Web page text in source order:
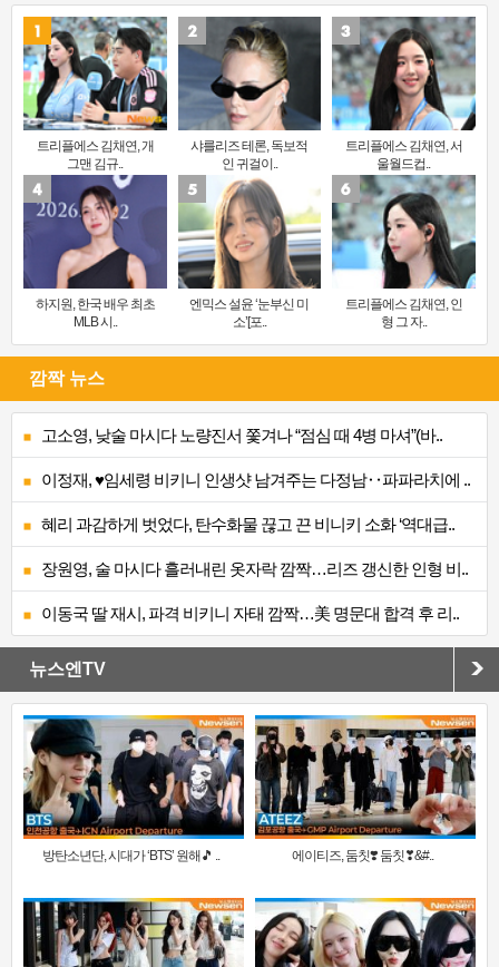
트리플에스 김채연, 개
그맨 김규..
샤를리즈 테론, 독보적
인 귀걸이..
트리플에스 김채연, 서
울월드컵..
하지원, 한국 배우 최초
MLB 시..
엔믹스 설윤 ‘눈부신 미
소’[포..
트리플에스 김채연, 인
형 그 자..
깜짝 뉴스
고소영, 낮술 마시다 노량진서 쫓겨나 “점심 때 4병 마셔”(바..
이정재, ♥임세령 비키니 인생샷 남겨주는 다정남‥파파라치에 ..
혜리 과감하게 벗었다, 탄수화물 끊고 끈 비니키 소화 ‘역대급..
장원영, 술 마시다 흘러내린 옷자락 깜짝…리즈 갱신한 인형 비..
이동국 딸 재시, 파격 비키니 자태 깜짝…美 명문대 합격 후 리..
뉴스엔TV
방탄소년단, 시대가 ‘BTS’ 원해🎵 .. 에이티즈, 둠칫❣️ 둠칫❣&#..